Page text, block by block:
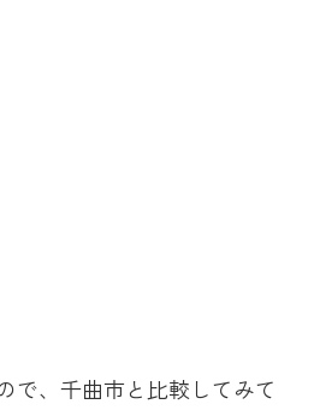
で、千曲市と比較してみて